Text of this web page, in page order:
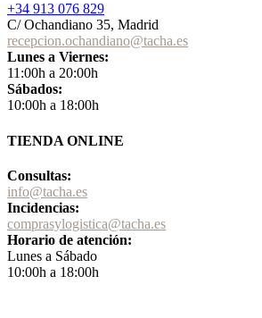
+34 913 076 829
C/ Ochandiano 35, Madrid
recepcion.ochandiano@tacha.es
Lunes a Viernes:
11:00h a 20:00h
Sábados:
10:00h a 18:00h
TIENDA ONLINE
Consultas:
info@tacha.es
Incidencias:
comprasylogistica@tacha.es
Horario de atención:
Lunes a Sábado
10:00h a 18:00h